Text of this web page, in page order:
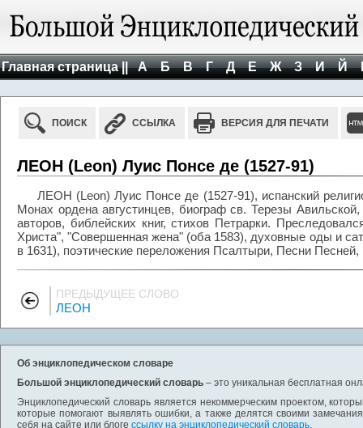
Главная страница || А Б В Г Д Е Ж З И Й
ПОИСК ССЫЛКА ВЕРСИЯ ДЛЯ ПЕЧАТИ
ЛЕОН (Leon) Луис Понсе де (1527-91)
ЛЕОН (Leon) Луис Понсе де (1527-91), испанский
Монах ордена августинцев, биограф св. Терезы
авторов, библейских книг, стихов Петрарки.
Христа", "Совершенная жена" (оба 1583), духовные оды и
в 1631), поэтические переложения Псалтыри, Песни Песней,
ПРЕДЫДУЩЕЕ СЛОВО
ЛЕОН
Об энциклопедическом словаре
Большой энциклопедический словарь – это уникальная бесплатная
Энциклопедический словарь является некоммерческим проектом,
которые помогают выявлять ошибки, а также делятся своими
себя на сайте или блоге ссылку на энциклопедический словарь.